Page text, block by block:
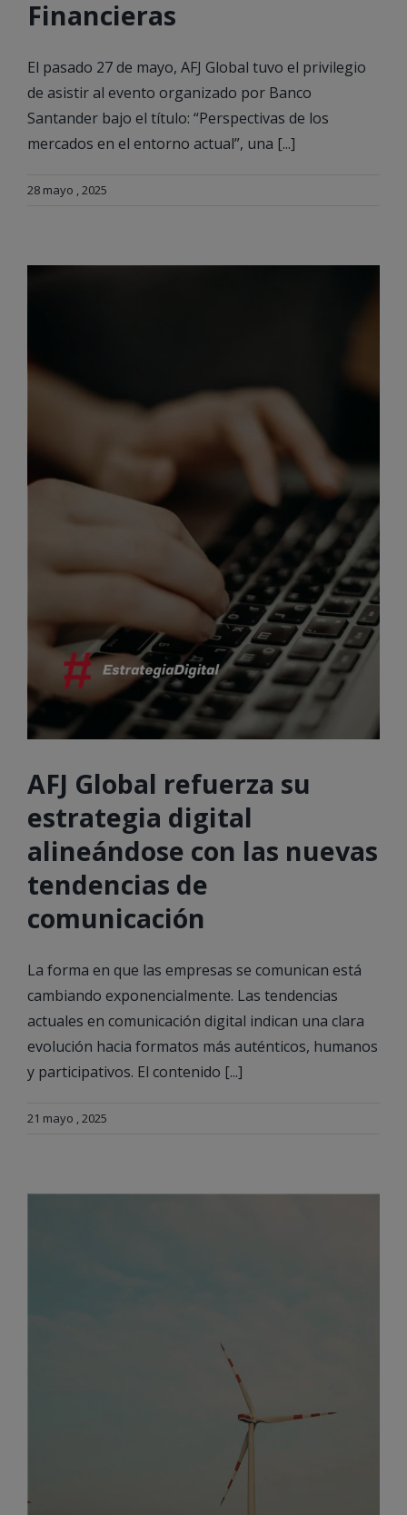
Financieras
El pasado 27 de mayo, AFJ Global tuvo el privilegio
de asistir al evento organizado por Banco
Santander bajo el título: “Perspectivas de los
mercados en el entorno actual”, una [...]
28 mayo , 2025
AFJ Global refuerza su
estrategia digital
alineándose con las nuevas
tendencias de
comunicación
La forma en que las empresas se comunican está
cambiando exponencialmente. Las tendencias
actuales en comunicación digital indican una clara
evolución hacia formatos más auténticos, humanos
y participativos. El contenido [...]
21 mayo , 2025